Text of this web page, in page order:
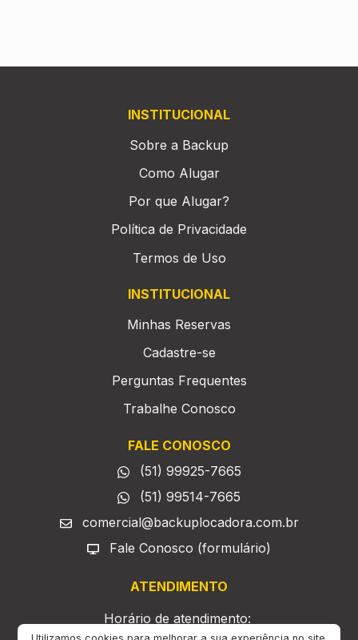
INSTITUCIONAL
Sobre a Backup
Como Alugar
Por que Alugar?
Política de Privacidade
Termos de Uso
INSTITUCIONAL
Minhas Reservas
Cadastre-se
Perguntas Frequentes
Trabalhe Conosco
FALE CONOSCO
(51) 99925-7665
(51) 99514-7665
comercial@backuplocadora.com.br
Fale Conosco (formulário)
ATENDIMENTO
Horário de atendimento: